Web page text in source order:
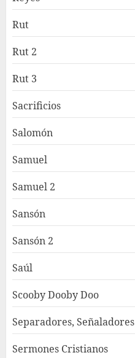
Rut
Rut 2
Rut 3
Sacrificios
Salomón
Samuel
Samuel 2
Sansón
Sansón 2
Saúl
Scooby Dooby Doo
Separadores, Señaladores
Sermones Cristianos